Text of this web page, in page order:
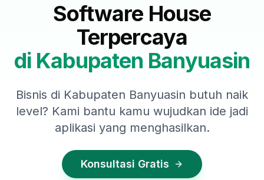
Software House
Terpercaya
di Kabupaten Banyuasin
Bisnis di Kabupaten Banyuasin butuh naik
level? Kami bantu kamu wujudkan ide jadi
aplikasi yang menghasilkan.
Konsultasi Gratis